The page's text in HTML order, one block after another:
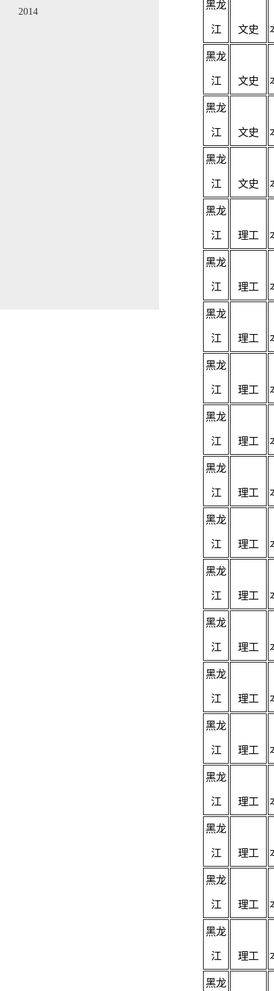
2014
黑龙
江 文史
黑龙
江 文史
黑龙
江 文史
黑龙
江 文史
黑龙
江 理工
黑龙
江 理工
黑龙
江 理工
黑龙
江 理工
黑龙
江 理工
黑龙
江 理工
黑龙
江 理工
黑龙
江 理工
黑龙
江 理工
黑龙
江 理工
黑龙
江 理工
黑龙
江 理工
黑龙
江 理工
黑龙
江 理工
黑龙
江 理工
黑龙